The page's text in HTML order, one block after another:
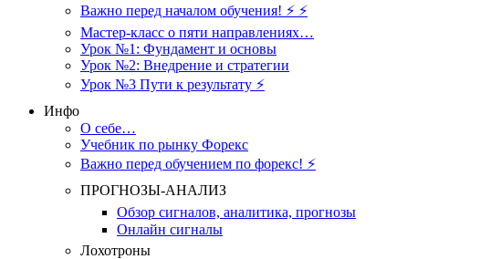
Важно перед началом обучения! ⚡ ⚡
Мастер-класс о пяти направлениях…
Урок №1: Фундамент и основы
Урок №2: Внедрение и стратегии
Урок №3 Пути к результату ⚡️
Инфо
О себе…
Учебник по рынку Форекс
Важно перед обучением по форекс! ⚡
ПРОГНОЗЫ-АНАЛИЗ
Обзор сигналов, аналитика, прогнозы
Онлайн сигналы
Лохотроны